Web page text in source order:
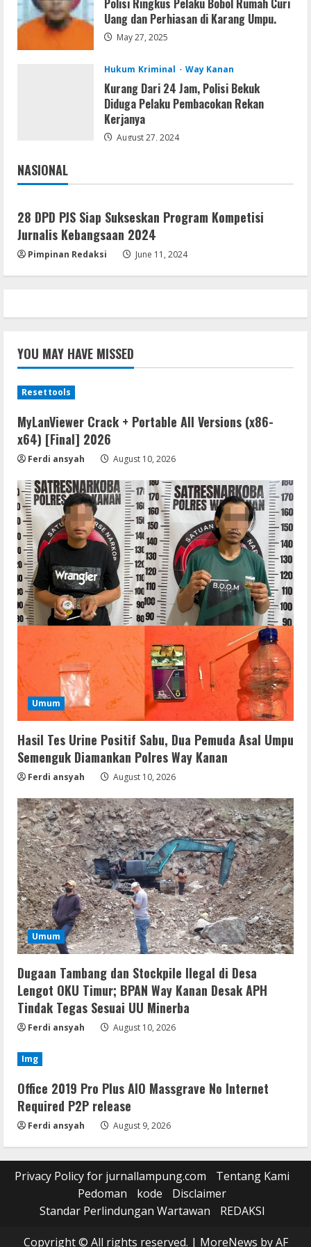
Polisi Ringkus Pelaku Bobol Rumah Curi
Uang dan Perhiasan di Karang Umpu.
May 27, 2025
Hukum Kriminal Way Kanan
Kurang Dari 24 Jam, Polisi Bekuk
Diduga Pelaku Pembacokan Rekan
Kerjanya
August 27, 2024
NASIONAL
Jakarta
28 DPD PJS Siap Sukseskan Program Kompetisi
Jurnalis Kebangsaan 2024
Pimpinan Redaksi June 11, 2024
YOU MAY HAVE MISSED
Resettools
MyLanViewer Crack + Portable All Versions (x86-
x64) [Final] 2026
Ferdi ansyah August 10, 2026
Umum
Hasil Tes Urine Positif Sabu, Dua Pemuda Asal Umpu
Semenguk Diamankan Polres Way Kanan
Ferdi ansyah August 10, 2026
Umum
Dugaan Tambang dan Stockpile Ilegal di Desa
Lengot OKU Timur; BPAN Way Kanan Desak APH
Tindak Tegas Sesuai UU Minerba
Ferdi ansyah August 10, 2026
Img
Office 2019 Pro Plus AIO Massgrave No Internet
Required P2P release
Ferdi ansyah August 9, 2026
Privacy Policy for jurnallampung.com
Tentang Kami
Pedoman
kode
Disclaimer
Standar Perlindungan Wartawan
REDAKSI
Copyright © All rights reserved. | MoreNews by AF